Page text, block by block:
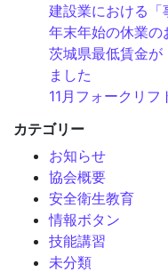
建設業における「
年末年始の休業の
茨城県最低賃金
ました
11月フォークリフ
カテゴリー
お知らせ
協会概要
安全衛生教育
情報ボタン
技能講習
未分類